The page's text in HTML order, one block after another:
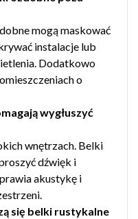
mogą maskować
instalacje lub
Dodatkowo
o
wygłuszyć
wnętrzach. Belki
dźwięk i
akustykę i
się belki rustykalne